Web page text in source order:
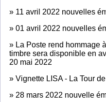
» 11 avril 2022 nouvelles
» 01 avril 2022 nouvelles
» La Poste rend hommage
timbre sera disponible en
20 mai 2022
» Vignette LISA - La Tour
» 28 mars 2022 nouvelle